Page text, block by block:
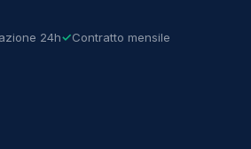
24h
Contratto mensile